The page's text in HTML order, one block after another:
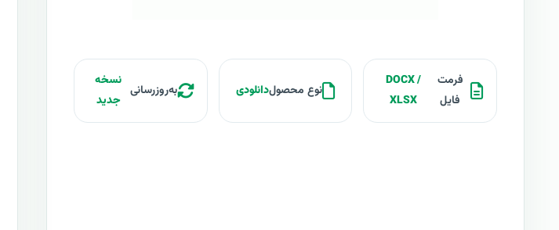
فرمت
فایل
DOCX /
XLSX
نوع محصولدانلودی به‌روزرسانی
نسخه
جدید